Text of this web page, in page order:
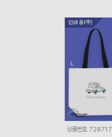
상품번호 728717